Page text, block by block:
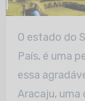
O estado do Sergipe, na região nordeste do
País, é uma
essa
Aracaju, uma